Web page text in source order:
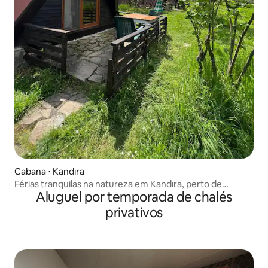
Cabana ⋅ Kandıra
Férias tranquilas na natureza em Kandıra, perto de
AğvayaAluguel por temporada de chalés
privativos